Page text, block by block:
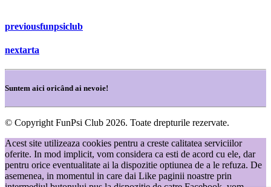
previousfunpsiclub
nextarta
Suntem aici oricând ai nevoie!
© Copyright FunPsi Club 2026. Toate drepturile rezervate.
Acest site utilizeaza cookies pentru a creste calitatea serviciilor
oferite. In mod implicit, vom considera ca esti de acord cu ele, dar
pentru orice eventualitate ai la dispozitie optiunea de a le refuza. De
asemenea, in momentul in care dai Like paginii noastre prin